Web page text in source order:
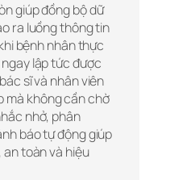
giúp đồng bộ dữ
ra luồng thông tin
bệnh nhân thực
lập tức được
sĩ và nhân viên
mà không cần chờ
nhở, phân
báo tự động giúp
an toàn và hiệu